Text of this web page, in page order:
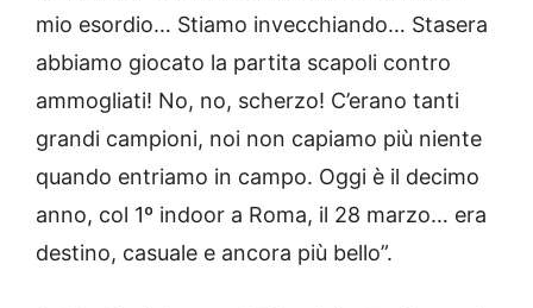
mio esordio… Stiamo invecchiando… Stasera
abbiamo giocato la partita scapoli contro
ammogliati! No, no, scherzo! C’erano tanti
grandi campioni, noi non capiamo più niente
quando entriamo in campo. Oggi è il decimo
anno, col 1º indoor a Roma, il 28 marzo… era
destino, casuale e ancora più bello”.